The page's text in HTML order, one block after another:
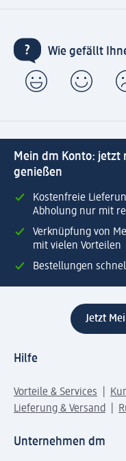
Wie gefällt
Mein dm Konto: jetzt
genießen
Kostenfreie
Abholung nur mit
Verknüpfung von
mit vielen Vorteilen
Bestellungen
Jetzt
Hilfe
Vorteile & Services
Lieferung & Versand
Unternehmen dm